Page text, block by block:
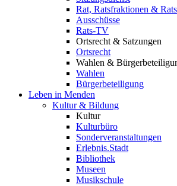
Rat, Ratsfraktionen &
Ausschüsse
Rats-TV
Ortsrecht & Satzungen
Ortsrecht
Wahlen &
Wahlen
Bürgerbeteiligung
Leben in Menden
Kultur & Bildung
Kultur
Kulturbüro
Sonderveranstaltungen
Erlebnis.Stadt
Bibliothek
Museen
Musikschule